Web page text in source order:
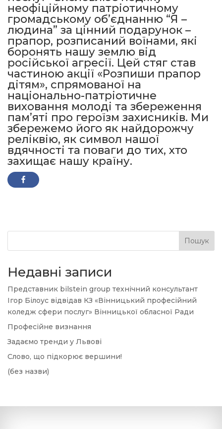
неофіційному патріотичному
громадському об’єднанню “Я –
людина” за цінний подарунок –
прапор, розписаний воїнами, які
боронять нашу землю від
російської агресії. Цей стяг став
частиною акції «Розпиши прапор
дітям», спрямованої на
національно-патріотичне
виховання молоді та збереження
пам’яті про героїзм захисників. Ми
збережемо його як найдорожчу
реліквію, як символ нашої
вдячності та поваги до тих, хто
захищає нашу країну.
Пошук
Недавні записи
Представник bilstein group технічний консультант
Ігор Білоус відвідав КЗ «Вінницький професійний
коледж сфери послуг» Вінницької обласної Ради
Професійне визнання
Задаємо тренди у Львові
Слово, що підкорює вершини!
(без назви)